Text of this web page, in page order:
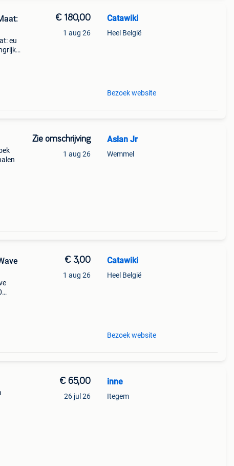
eu
€ 180,00
1 aug 26
Catawiki
Heel België
Bezoek website
Zie omschrijving
1 aug 26
Aslan Jr
Wemmel
€ 3,00
1 aug 26
Catawiki
Heel België
Bezoek website
€ 65,00
26 jul 26
inne
Itegem